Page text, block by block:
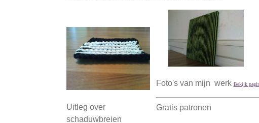
Uitleg over
schaduwbreien
Foto's van mijn werk Bekijk
Gratis patronen